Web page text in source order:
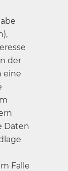
der
eine
Daten
Falle